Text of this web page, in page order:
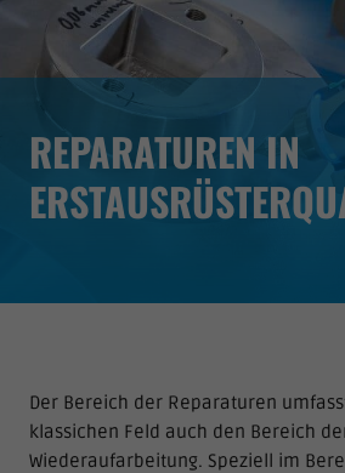
REPARATUREN IN
Der Bereich der Reparaturen
klassichen Feld auch den Bereich
Wiederaufarbeitung. Speziell im